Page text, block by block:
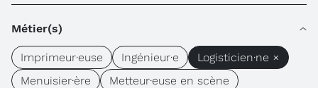
Métier(s)
Imprimeur·euse Ingénieur·e
Logisticien·ne ×
Menuisier·ère
Metteur·euse en scène